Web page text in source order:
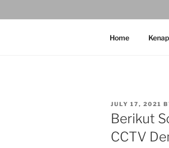
Home
POSTED
ON
JULY 17, 2021
Berikut
CCTV